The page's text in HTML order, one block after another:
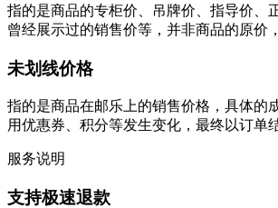
指的是商品的专柜价、吊牌价、指导价、
曾经展示过的销售价等，并非商品的原价
未划线价格
指的是商品在邮乐上的销售价格，具体的
用优惠券、积分等发生变化，最终以订单
服务说明
支持极速退款